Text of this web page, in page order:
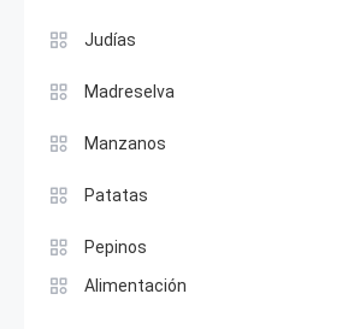
Judías
Madreselva
Manzanos
Patatas
Pepinos
Alimentación